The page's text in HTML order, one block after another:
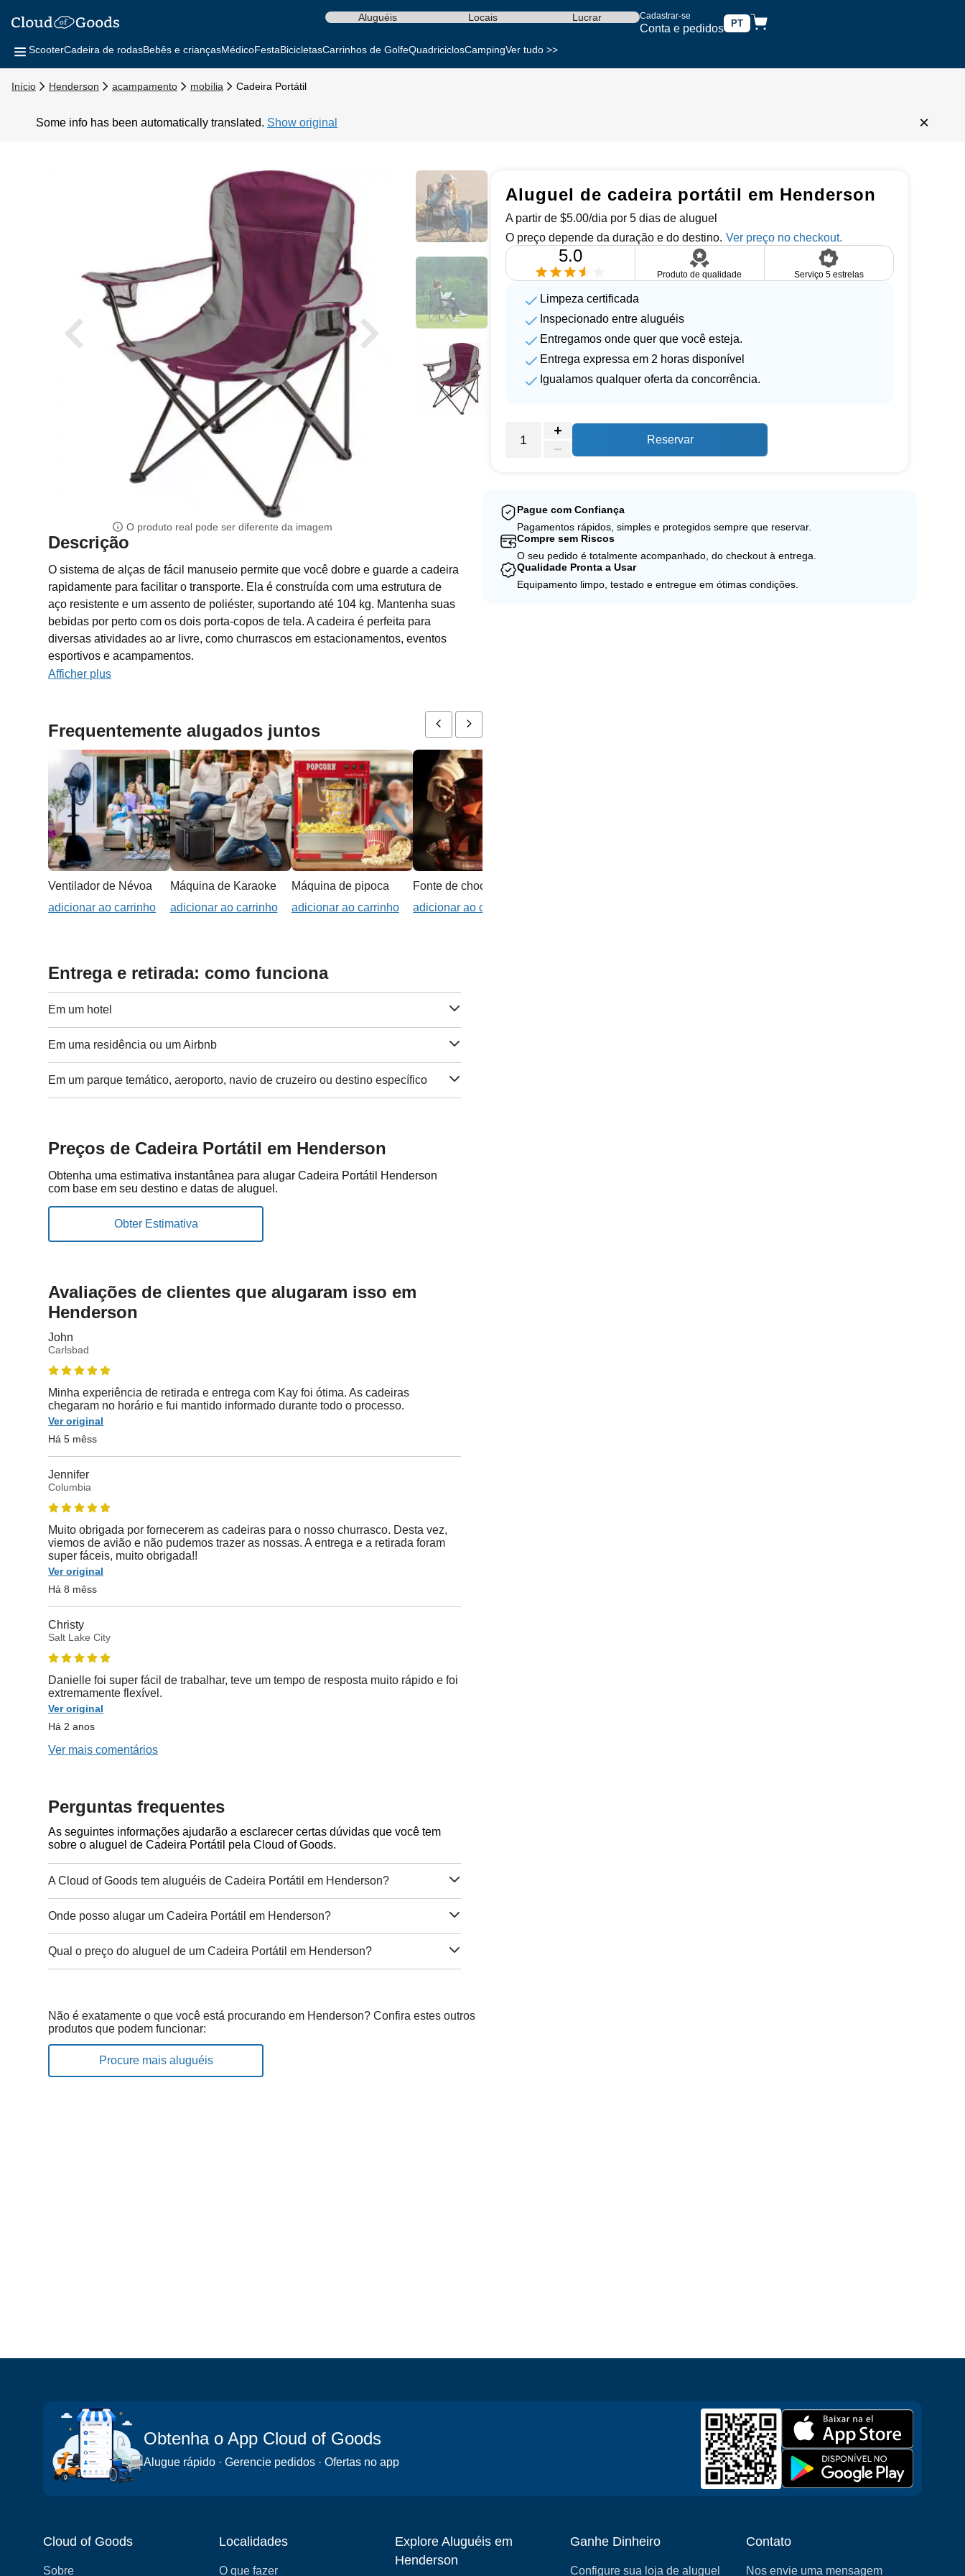
Cadastrar-se
Conta e pedidos PT
Aluguéis Locais Lucrar
ScooterCadeira de rodasBebês e criançasMédicoFestaBicicletasCarrinhos de GolfeQuadriciclosCampingVer tudo >>
Início Henderson acampamento mobília Cadeira Portátil
Some info has been automatically translated. Show original ×
O produto real pode ser diferente da imagem
Descrição
O sistema de alças de fácil manuseio permite que você dobre e guarde a cadeira
rapidamente para facilitar o transporte. Ela é construída com uma estrutura de
aço resistente e um assento de poliéster, suportando até 104 kg. Mantenha suas
bebidas por perto com os dois porta-copos de tela. A cadeira é perfeita para
diversas atividades ao ar livre, como churrascos em estacionamentos, eventos
esportivos e acampamentos.
Afficher plus
Frequentemente alugados juntos
Ventilador de Névoa
adicionar ao carrinho
Máquina de Karaoke
adicionar ao carrinho
Máquina de pipoca
adicionar ao carrinho
Fonte de chocolate
adicionar ao carrinho
Entrega e retirada: como funciona
Em um hotel
Em uma residência ou um Airbnb
Em um parque temático, aeroporto, navio de cruzeiro ou destino específico
Preços de Cadeira Portátil em Henderson
Obtenha uma estimativa instantânea para alugar Cadeira Portátil Henderson
com base em seu destino e datas de aluguel.
Avaliações de clientes que alugaram isso em
Henderson
John
Carlsbad
Minha experiência de retirada e entrega com Kay foi ótima. As cadeiras
chegaram no horário e fui mantido informado durante todo o processo.
Ver original
Há 5 mêss
Jennifer
Columbia
Muito obrigada por fornecerem as cadeiras para o nosso churrasco. Desta vez,
viemos de avião e não pudemos trazer as nossas. A entrega e a retirada foram
super fáceis, muito obrigada!!
Ver original
Há 8 mêss
Christy
Salt Lake City
Danielle foi super fácil de trabalhar, teve um tempo de resposta muito rápido e foi
extremamente flexível.
Ver original
Há 2 anos
Ver mais comentários
Perguntas frequentes
As seguintes informações ajudarão a esclarecer certas dúvidas que você tem
sobre o aluguel de Cadeira Portátil pela Cloud of Goods.
A Cloud of Goods tem aluguéis de Cadeira Portátil em Henderson?
Onde posso alugar um Cadeira Portátil em Henderson?
Qual o preço do aluguel de um Cadeira Portátil em Henderson?
Não é exatamente o que você está procurando em Henderson? Confira estes outros
produtos que podem funcionar:
Procure mais aluguéis
Aluguel de cadeira portátil em Henderson
A partir de $5.00/dia por 5 dias de aluguel
O preço depende da duração e do destino.
5.0
Produto de qualidade Serviço 5 estrelas
Limpeza certificada
Inspecionado entre aluguéis
Entregamos onde quer que você esteja.
Entrega expressa em 2 horas disponível
Igualamos qualquer oferta da concorrência.
Reservar
Pague com Confiança
Pagamentos rápidos, simples e protegidos sempre que reservar.
Compre sem Riscos
O seu pedido é totalmente acompanhado, do checkout à entrega.
Qualidade Pronta a Usar
Equipamento limpo, testado e entregue em ótimas condições.
Obtenha o App Cloud of Goods
Alugue rápido · Gerencie pedidos · Ofertas no app
Cloud of Goods
Sobre
Localidades
O que fazer
Explore Aluguéis em
Henderson
Ganhe Dinheiro
Configure sua loja de aluguel
Contato
Nos envie uma mensagem